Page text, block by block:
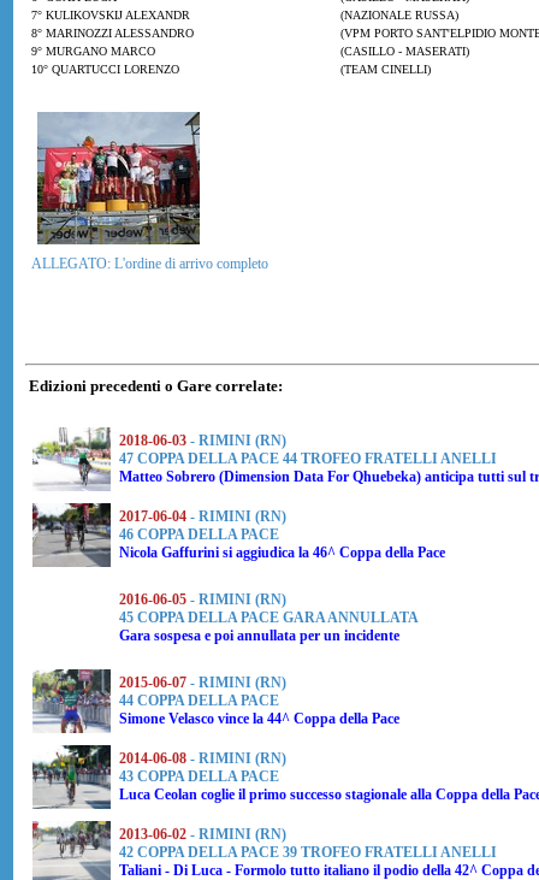
7° KULIKOVSKIJ ALEXANDR
(NAZIONALE RUSSA)
8° MARINOZZI ALESSANDRO
(VPM PORTO SANT'ELPIDIO
9° MURGANO MARCO
(CASILLO - MASERATI)
10° QUARTUCCI LORENZO
(TEAM CINELLI)
ALLEGATO: L'ordine di arrivo completo
Edizioni precedenti o Gare correlate:
2018-06-03 - RIMINI (RN)
47 COPPA DELLA PACE 44 TROFEO FRATELLI ANELLI
Matteo Sobrero (Dimension Data For Qhuebeka) anticipa tutti sul
2017-06-04 - RIMINI (RN)
46 COPPA DELLA PACE
Nicola Gaffurini si aggiudica la 46^ Coppa della Pace
2016-06-05 - RIMINI (RN)
45 COPPA DELLA PACE GARA ANNULLATA
Gara sospesa e poi annullata per un incidente
2015-06-07 - RIMINI (RN)
44 COPPA DELLA PACE
Simone Velasco vince la 44^ Coppa della Pace
2014-06-08 - RIMINI (RN)
43 COPPA DELLA PACE
Luca Ceolan coglie il primo successo stagionale alla Coppa della
2013-06-02 - RIMINI (RN)
42 COPPA DELLA PACE 39 TROFEO FRATELLI ANELLI
Taliani - Di Luca - Formolo tutto italiano il podio della 42^ Coppa